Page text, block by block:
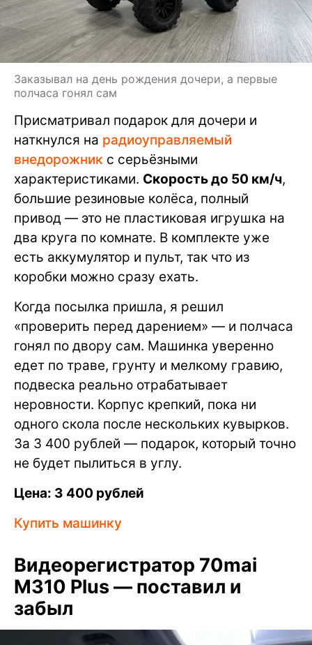
Заказывал на день рождения дочери, а первые
полчаса гонял сам
Присматривал подарок для дочери и
наткнулся на радиоуправляемый
внедорожник с серьёзными
характеристиками. Скорость до 50 км/ч,
большие резиновые колёса, полный
привод — это не пластиковая игрушка на
два круга по комнате. В комплекте уже
есть аккумулятор и пульт, так что из
коробки можно сразу ехать.
Когда посылка пришла, я решил
«проверить перед дарением» — и полчаса
гонял по двору сам. Машинка уверенно
едет по траве, грунту и мелкому гравию,
подвеска реально отрабатывает
неровности. Корпус крепкий, пока ни
одного скола после нескольких кувырков.
За 3 400 рублей — подарок, который точно
не будет пылиться в углу.
Цена: 3 400 рублей
Купить машинку
Видеорегистратор 70mai
M310 Plus — поставил и
забыл